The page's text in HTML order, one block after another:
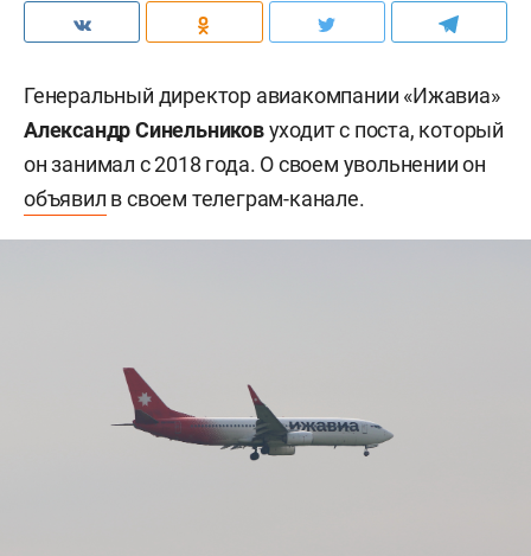
Генеральный директор авиакомпании «Ижавиа»
Александр Синельниковуходит с поста, который
он занимал с 2018 года. О своем увольнении он
объявил в своем телеграм-канале.